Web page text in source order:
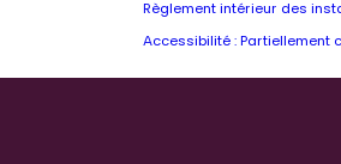
Règlement intérieur des
Accessibilité : Partiellement